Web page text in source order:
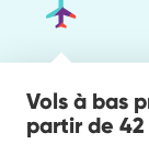
Vols à bas
partir de 42